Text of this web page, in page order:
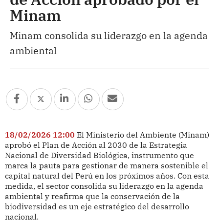
Minam
Minam consolida su liderazgo en la agenda
ambiental
18/02/2026 12:00 El Ministerio del Ambiente (Minam)
aprobó el Plan de Acción al 2030 de la Estrategia
Nacional de Diversidad Biológica, instrumento que
marca la pauta para gestionar de manera sostenible el
capital natural del Perú en los próximos años. Con esta
medida, el sector consolida su liderazgo en la agenda
ambiental y reafirma que la conservación de la
biodiversidad es un eje estratégico del desarrollo
nacional.